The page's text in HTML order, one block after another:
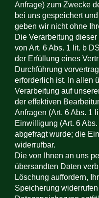
Anfrage) zum Zwecke
bei uns gespeichert
geben wir nicht ohne
Die Verarbeitung
von Art. 6 Abs. 1 lit. b
der Erfüllung eines
Durchführung
erforderlich ist. In allen
Verarbeitung auf
der effektiven
Anfragen (Art. 6 Abs. 1
Einwilligung (Art. 6
abgefragt wurde; die
widerrufbar.
Die von Ihnen an uns
übersandten Daten
Löschung auffordern,
Speicherung